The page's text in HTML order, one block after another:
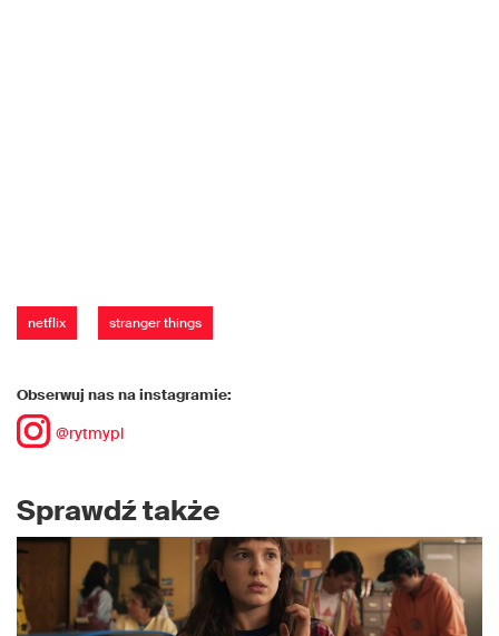
netflix stranger things
Obserwuj nas na instagramie:
@rytmypl
Sprawdź także